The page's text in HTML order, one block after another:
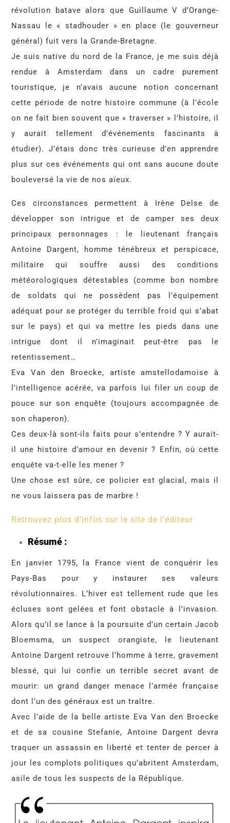
révolution batave alors que Guillaume V d’Orange-
Nassau le « stadhouder » en place (le gouverneur
général) fuit vers la Grande-Bretagne.
Je suis native du nord de la France, je me suis déjà
rendue à Amsterdam dans un cadre purement
touristique, je n’avais aucune notion concernant
cette période de notre histoire commune (à l’école
on ne fait bien souvent que « traverser » l’histoire, il
y aurait tellement d’événements fascinants à
étudier). J’étais donc très curieuse d’en apprendre
plus sur ces événements qui ont sans aucune doute
bouleversé la vie de nos aïeux.
Ces circonstances permettent à Irène Delse de
développer son intrigue et de camper ses deux
principaux personnages : le lieutenant français
Antoine Dargent, homme ténébreux et perspicace,
militaire qui souffre aussi des conditions
météorologiques détestables (comme bon nombre
de soldats qui ne possèdent pas l’équipement
adéquat pour se protéger du terrible froid qui s’abat
sur le pays) et qui va mettre les pieds dans une
intrigue dont il n’imaginait peut-être pas le
retentissement…
Eva Van den Broecke, artiste amstellodamoise à
l’intelligence acérée, va parfois lui filer un coup de
pouce sur son enquête (toujours accompagnée de
son chaperon).
Ces deux-là sont-ils faits pour s’entendre ? Y aurait-
il une histoire d’amour en devenir ? Enfin, où cette
enquête va-t-elle les mener ?
Une chose est sûre, ce policier est glacial, mais il
ne vous laissera pas de marbre !
Retrouvez plus d’infos sur le site de l’éditeur
Résumé :
En janvier 1795, la France vient de conquérir les
Pays-Bas pour y instaurer ses valeurs
révolutionnaires. L’hiver est tellement rude que les
écluses sont gelées et font obstacle à l’invasion.
Alors qu’il se lance à la poursuite d’un certain Jacob
Bloemsma, un suspect orangiste, le lieutenant
Antoine Dargent retrouve l’homme à terre, gravement
blessé, qui lui confie un terrible secret avant de
mourir: un grand danger menace l’armée française
dont l’un des généraux est un traître.
Avec l’aide de la belle artiste Eva Van den Broecke
et de sa cousine Stefanie, Antoine Dargent devra
traquer un assassin en liberté et tenter de percer à
jour les complots politiques qu’abritent Amsterdam,
asile de tous les suspects de la République.